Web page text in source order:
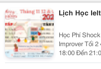
Lịch Học
Học Phí Shock Nhất
Improver Tối 2 4 6 Khai Giảng: 13/07/2026
18:00 Đến 21:00 Học Phí Ưu Đãi 5% Khi Đăng Ký
Basic Tối 3 5 7 Khai Giảng: 07//07/2026 Khung